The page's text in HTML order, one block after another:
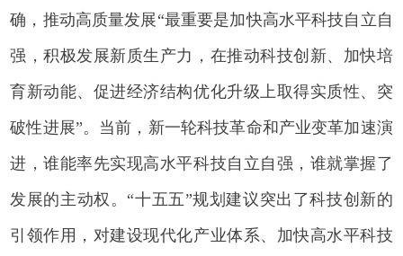
确，推动高质量发展“最重要是加快高水平科技自立自
强，积极发展新质生产力，在推动科技创新、加快培
育新动能、促进经济结构优化升级上取得实质性、突
破性进展”。当前，新一轮科技革命和产业变革加速演
进，谁能率先实现高水平科技自立自强，谁就掌握了
发展的主动权。“十五五”规划建议突出了科技创新的
引领作用，对建设现代化产业体系、加快高水平科技